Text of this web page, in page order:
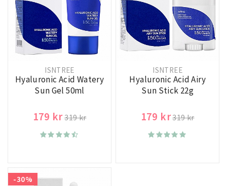
free.
Upptäck Isntree idag och upplev skillnaden av naturlig skönhet
och välbefinnande.
ISNTREE
Hyaluronic Acid Watery
Sun Gel 50ml
179 kr319 kr
ISNTREE
Hyaluronic Acid Airy
Sun Stick 22g
179 kr319 kr
-30%